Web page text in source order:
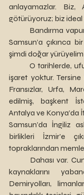
anlayamazlar. Biz,
götürüyoruz; biz
Samsun’a çıkınca
şimdi doğar yürüyelim
işaret yoktur.
Fransızlar, Urfa,
edilmiş, başkent
Antalya ve Konya’da
Samsun’da İngiliz
birlikleri İzmir’e çıkmış; 	Batı
topraklarından
kaynaklarını
Demiryolları,